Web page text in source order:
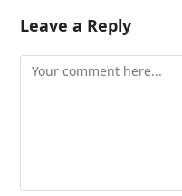
Leave a Reply